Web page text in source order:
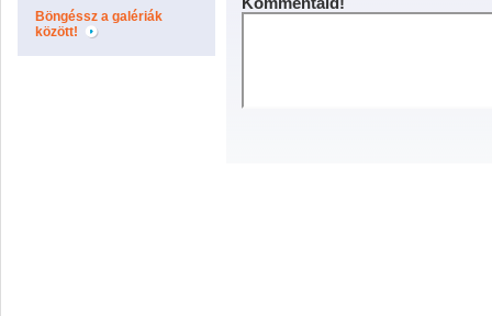
Böngéssz a galériák
között!